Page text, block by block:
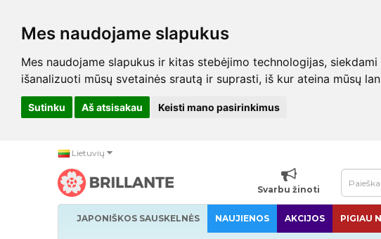
Mes naudojame slapukus
Mes naudojame slapukus ir kitas stebėjimo technologijas,
išanalizuoti mūsų svetainės srautą ir suprasti, iš kur ateina mūsų
Sutinku Aš atsisakau Keisti mano pasirinkimus
Lietuvių
Svarbu žinoti
JAPONIŠKOS SAUSKELNĖS NAUJIENOS AKCIJOS PIGIAU